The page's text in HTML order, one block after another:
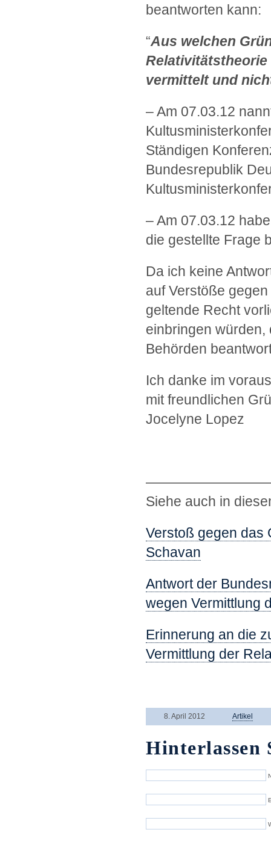
beantworten kann:
“Aus welchen
vermittelt und
– Am 07.03.12
Ständigen
Bundesrepublik
– Am 07.03.12
die gestellte Frage
Da ich keine
auf Verstöße
geltende Recht
einbringen
Behörden
Ich danke im
mit freundlichen
Jocelyne Lopez
Siehe auch in
Verstoß gegen das
Schavan
Antwort der
wegen Vermittlung
Erinnerung an die
Vermittlung der
8. April 2012 Artikel
Hinterlassen